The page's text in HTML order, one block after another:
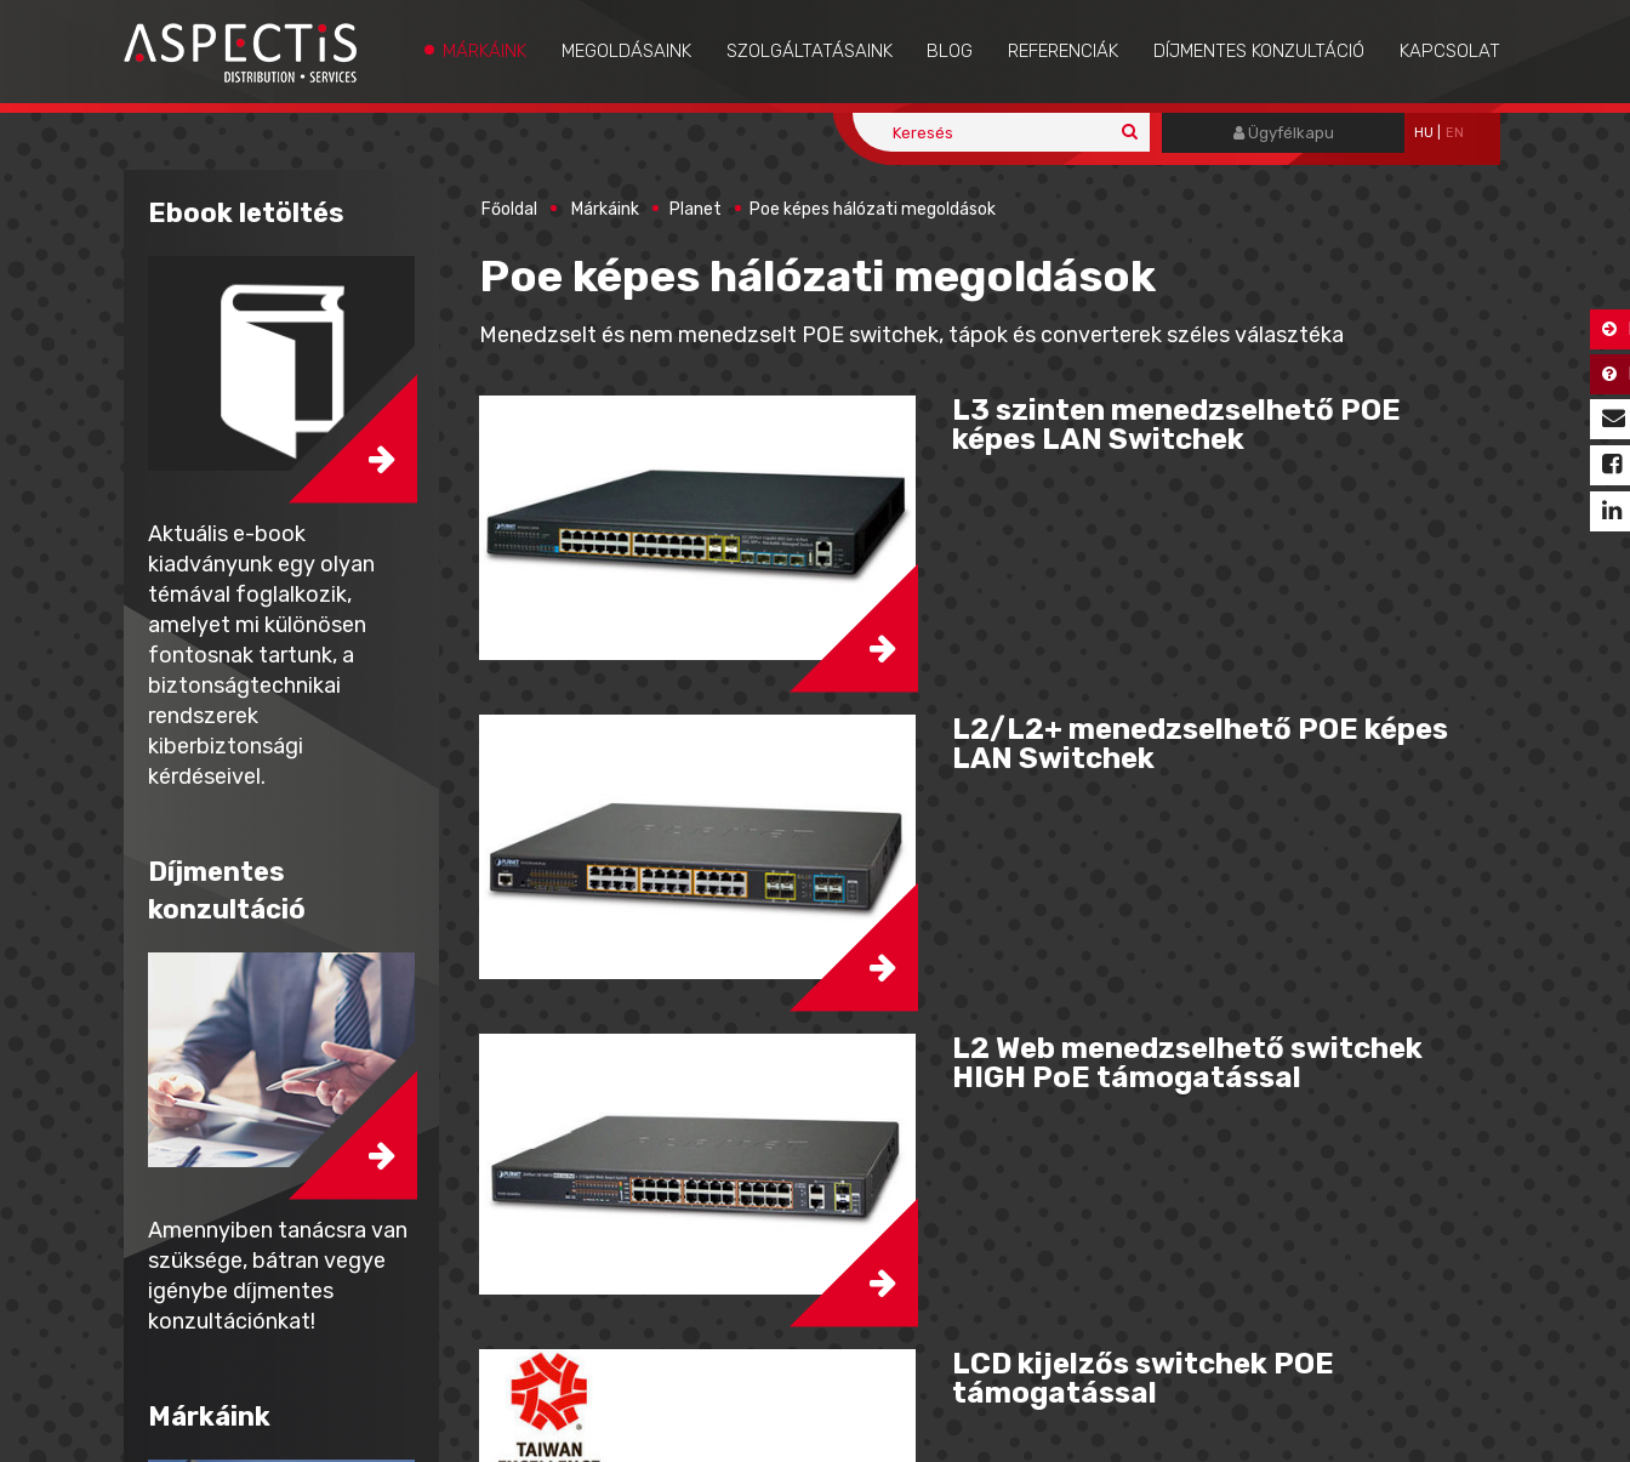
MÁRKÁINK MEGOLDÁSAINK SZOLGÁLTATÁSAINK BLOG REFERENCIÁK DÍJMENTES KONZULTÁCIÓ KAPCSOLAT
Ügyfélkapu HU EN
Főoldal Márkáink Planet Poe képes hálózati megoldások
Ebook letöltés
Aktuális e-book
kiadványunk egy olyan
témával foglalkozik,
amelyet mi különösen
fontosnak tartunk, a
biztonságtechnikai
rendszerek
kiberbiztonsági
kérdéseivel.
Díjmentes
konzultáció
Amennyiben tanácsra van
szüksége, bátran vegye
igénybe díjmentes
konzultációnkat!
Márkáink
Poe képes hálózati megoldások
Menedzselt és nem menedzselt POE switchek, tápok és converterek széles választéka
L3 szinten menedzselhető POE
képes LAN Switchek
L2/L2+ menedzselhető POE képes
LAN Switchek
L2 Web menedzselhető switchek
HIGH PoE támogatással
LCD kijelzős switchek POE
támogatással